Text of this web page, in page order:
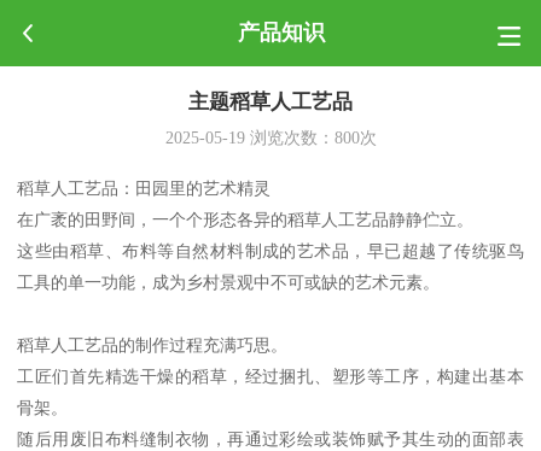
产品知识
主题稻草人工艺品
2025-05-19浏览次数： 800次
稻草人工艺品：田园里的艺术精灵
在广袤的田野间，一个个形态各异的稻草人工艺品静静伫立。
这些由稻草、布料等自然材料制成的艺术品，早已超越了传统驱鸟
工具的单一功能，成为乡村景观中不可或缺的艺术元素。
稻草人工艺品的制作过程充满巧思。
工匠们首先精选干燥的稻草，经过捆扎、塑形等工序，构建出基本
骨架。
随后用废旧布料缝制衣物，再通过彩绘或装饰赋予其生动的面部表